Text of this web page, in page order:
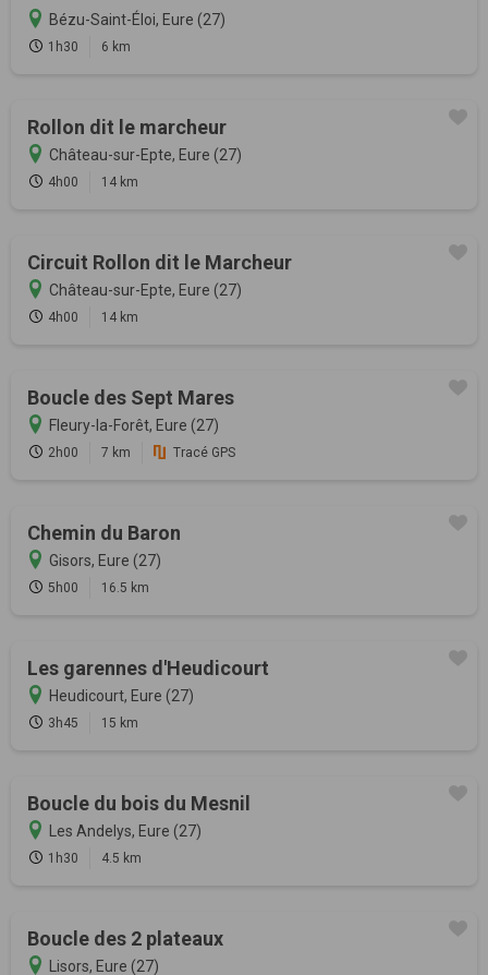
Bézu-Saint-Éloi, Eure (27)
1h30 6 km
Rollon dit le marcheur
Château-sur-Epte, Eure (27)
4h00 14 km
Circuit Rollon dit le Marcheur
Château-sur-Epte, Eure (27)
4h00 14 km
Boucle des Sept Mares
Fleury-la-Forêt, Eure (27)
2h00 7 km Tracé GPS
Chemin du Baron
Gisors, Eure (27)
5h00 16.5 km
Les garennes d'Heudicourt
Heudicourt, Eure (27)
3h45 15 km
Boucle du bois du Mesnil
Les Andelys, Eure (27)
1h30 4.5 km
Boucle des 2 plateaux
Lisors, Eure (27)